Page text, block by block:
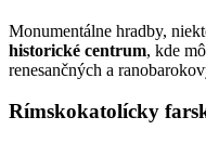
Monumentálne hradby,
historické centrum, kde
renesančných a
Rímskokatolícky